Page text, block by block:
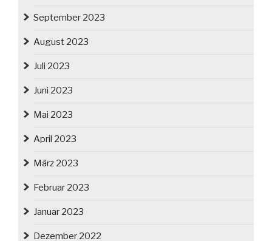
September 2023
August 2023
Juli 2023
Juni 2023
Mai 2023
April 2023
März 2023
Februar 2023
Januar 2023
Dezember 2022